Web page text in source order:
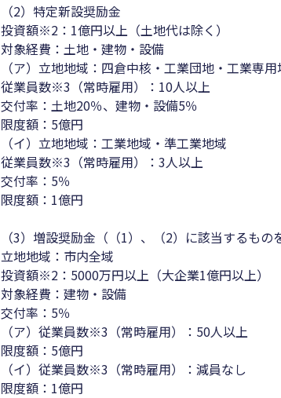
（2）特定新設奨励金
投資額※2：1億円以上（土地代は除く）
対象経費：土地・建物・設備
（ア）立地地域：四倉中核・工業団地・工業専用
従業員数※3（常時雇用）：10人以上
交付率：土地20％、建物・設備5％
限度額：5億円
（イ）立地地域：工業地域・準工業地域
従業員数※3（常時雇用）：3人以上
交付率：5％
限度額：1億円
（3）増設奨励金（（1）、（2）に該当するもの
立地地域：市内全域
投資額※2：5000万円以上（大企業1億円以上）
対象経費：建物・設備
交付率：5％
（ア）従業員数※3（常時雇用）：50人以上
限度額：5億円
（イ）従業員数※3（常時雇用）：減員なし
限度額：1億円